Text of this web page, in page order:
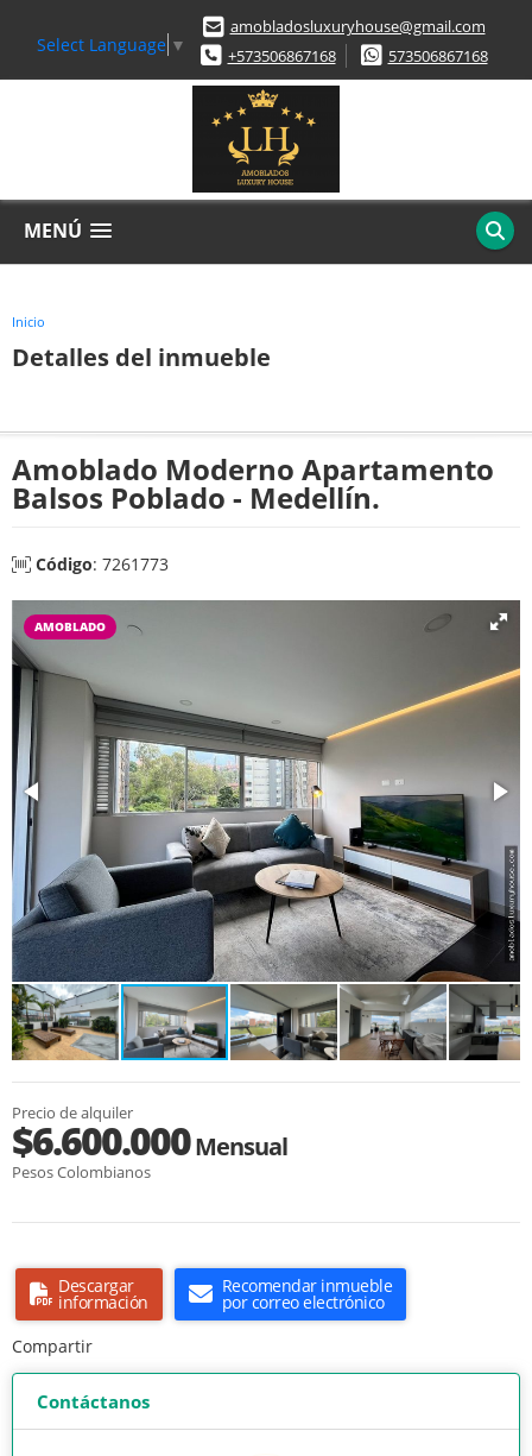
Select Language ▼
amobladosluxuryhouse@gmail.com
+573506867168
573506867168
MENÚ
Inicio
Detalles del inmueble
Amoblado Moderno Apartamento
Balsos Poblado - Medellín.
Código: 7261773
AMOBLADO
Precio de alquiler
$6.600.000Mensual
Pesos Colombianos
Descargar
información
Recomendar inmueble
por correo electrónico
Compartir
Contáctanos